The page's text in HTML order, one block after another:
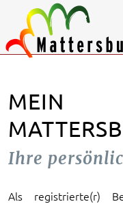
MEIN
Ihre
Als registrierte(r)